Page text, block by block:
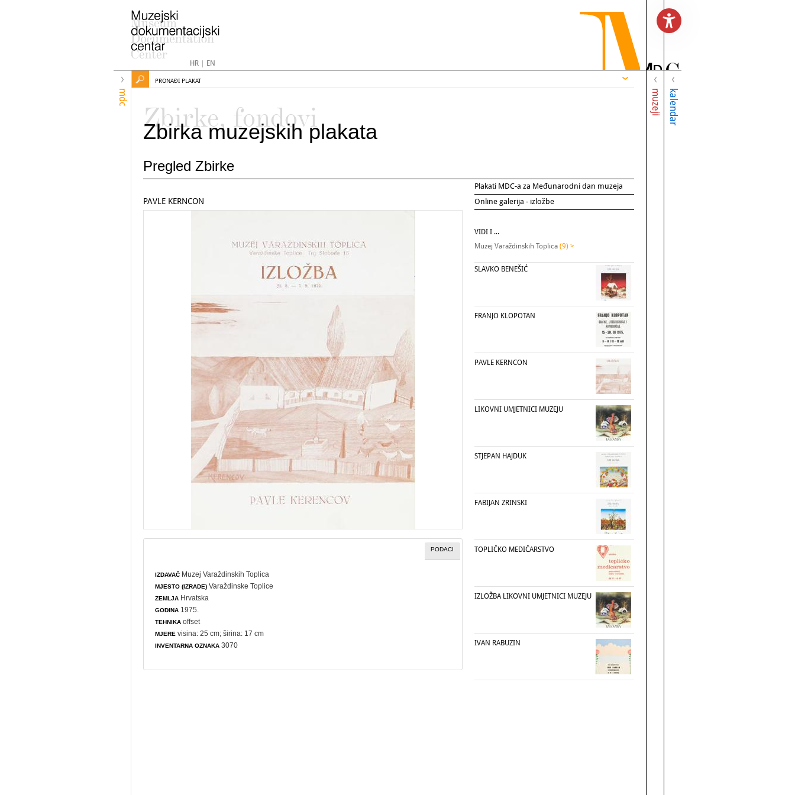
HR| EN
mdc muzeji kalendar
PRONAĐI PLAKAT
Zbirke, fondovi
Zbirka muzejskih plakata
Pregled Zbirke
Plakati MDC-a za Međunarodni dan muzeja
Online galerija - izložbe
PAVLE KERNCON
PODACI
IZDAVAČ Muzej Varaždinskih Toplica
MJESTO (IZRADE) Varaždinske Toplice
ZEMLJA Hrvatska
GODINA 1975.
TEHNIKA offset
MJERE visina: 25 cm; širina: 17 cm
INVENTARNA OZNAKA 3070
VIDI I ...
Muzej Varaždinskih Toplica (9) >
SLAVKO BENEŠIĆ
FRANJO KLOPOTAN
PAVLE KERNCON
LIKOVNI UMJETNICI MUZEJU
STJEPAN HAJDUK
FABIJAN ZRINSKI
TOPLIČKO MEDIČARSTVO
IZLOŽBA LIKOVNI UMJETNICI MUZEJU
IVAN RABUZIN